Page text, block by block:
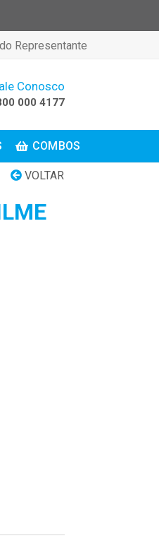
Representante
Conosco
000 4177
COMBOS
VOLTAR